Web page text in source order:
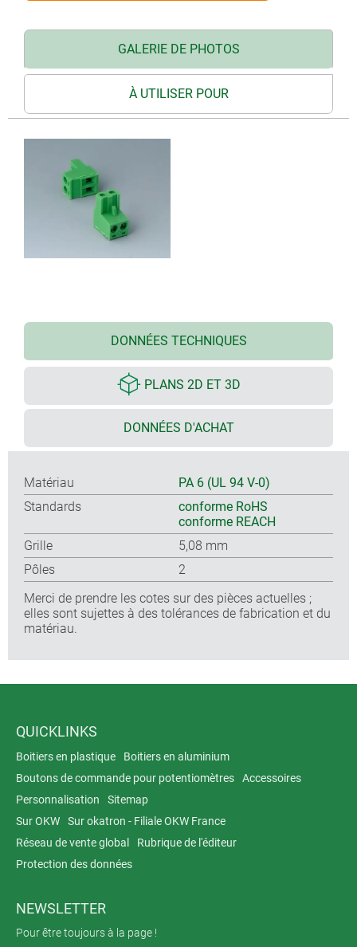
GALERIE DE PHOTOS
À UTILISER POUR
DONNÉES TECHNIQUES
PLANS 2D ET 3D
DONNÉES D'ACHAT
Matériau
PA 6 (UL 94 V-0)
Standards
conforme RoHS
conforme REACH
Grille
5,08 mm
Pôles
2
Merci de prendre les cotes sur des pièces actuelles ;
elles sont sujettes à des tolérances de fabrication et du
matériau.
QUICKLINKS
Boitiers en plastique
Boitiers en aluminium
Boutons de commande pour potentiomètres
Accessoires
Personnalisation
Sitemap
Sur OKW
Sur okatron - Filiale OKW France
Réseau de vente global
Rubrique de l'éditeur
Protection des données
NEWSLETTER
Pour être toujours à la page !